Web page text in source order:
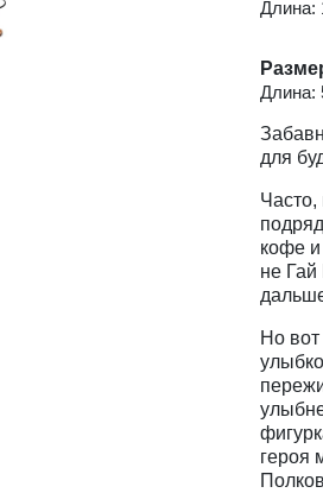
Длина:
Длина:
для
Часто,
кофе и
не
Но
героя